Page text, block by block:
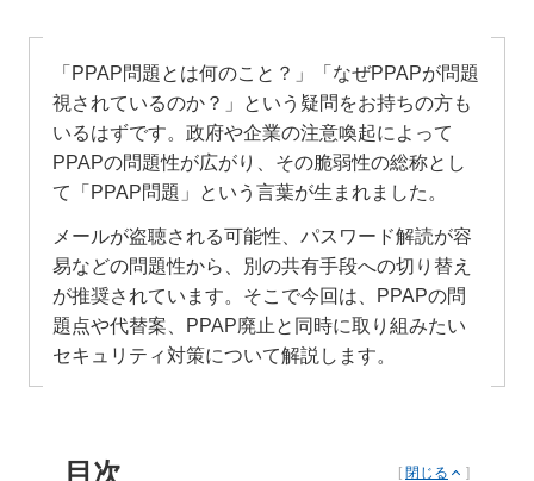
「PPAP問題とは何のこと？」「なぜPPAPが問題
視されているのか？」という疑問をお持ちの方も
いるはずです。政府や企業の注意喚起によって
PPAPの問題性が広がり、その脆弱性の総称とし
て「PPAP問題」という言葉が生まれました。
メールが盗聴される可能性、パスワード解読が容
易などの問題性から、別の共有手段への切り替え
が推奨されています。そこで今回は、PPAPの問
題点や代替案、PPAP廃止と同時に取り組みたい
セキュリティ対策について解説します。
目次 [ 閉じる ]